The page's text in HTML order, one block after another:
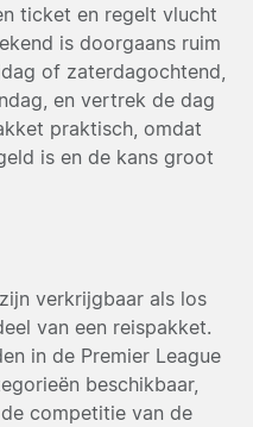
ticket en regelt vlucht
is doorgaans ruim
of zaterdagochtend,
en vertrek de dag
praktisch, omdat
is en de kans groot
verkrijgbaar als los
van een reispakket.
in de Premier League
beschikbaar,
competitie van de